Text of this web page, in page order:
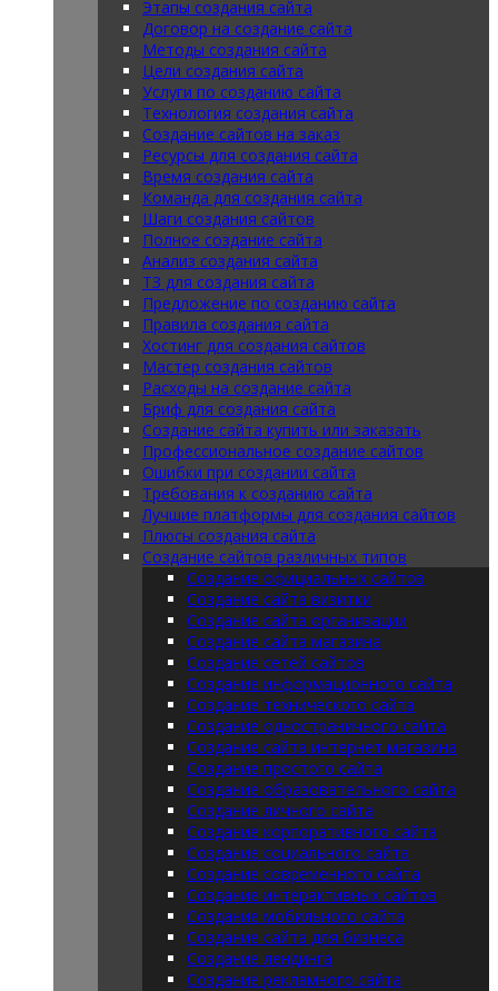
Этапы создания сайта
Договор на создание сайта
Методы создания сайта
Цели создания сайта
Услуги по созданию сайта
Технология создания сайта
Создание сайтов на заказ
Ресурсы для создания сайта
Время создания сайта
Команда для создания сайта
Шаги создания сайтов
Полное создание сайта
Анализ создания сайта
ТЗ для создания сайта
Предложение по созданию сайта
Правила создания сайта
Хостинг для создания сайтов
Мастер создания сайтов
Расходы на создание сайта
Бриф для создания сайта
Создание сайта купить или заказать
Профессиональное создание сайтов
Ошибки при создании сайта
Требования к созданию сайта
Лучшие платформы для создания сайтов
Плюсы создания сайта
Создание сайтов различных типов
Создание официальных сайтов
Создание сайта визитки
Создание сайта организации
Создание сайта магазина
Создание сетей сайтов
Создание информационного сайта
Создание технического сайта
Создание одностраничного сайта
Создание сайта интернет магазина
Создание простого сайта
Создание образовательного сайта
Создание личного сайта
Создание корпоративного сайта
Создание социального сайта
Создание современного сайта
Создание интерактивных сайтов
Создание мобильного сайта
Создание сайта для бизнеса
Создание лендинга
Создание рекламного сайта